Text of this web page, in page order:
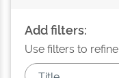
Add filters:
Use filters to